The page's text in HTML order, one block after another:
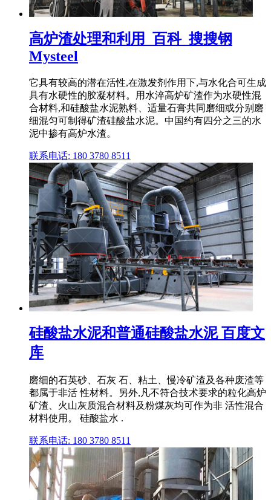
高炉渣处理和利用_百科_搜搜钢
Mysteel
它具有较高的潜在活性,在激发剂作用下,与水化合可生成
具有水硬性的胶凝材料。用水淬高炉矿渣作为水硬性混
合材料,和硅酸盐水泥熟料、适量石膏共同磨细或分别磨
细混匀可制得矿渣硅酸盐水泥。中国约有四分之三的水
泥中掺有高炉水渣。
联系电话: 180 3780 8511
硅酸盐水泥和普通硅酸盐水泥 百度文
库
磨细的石英砂、石灰 石、粘土、慢冷矿渣及各种废渣等
都属于非活 性材料。另外,凡不符合技术要求的粒化高炉
矿渣、火山灰质混合材料及粉煤灰均可作为非 活性混合
材料使用。 硅酸盐水 .
联系电话: 180 3780 8511